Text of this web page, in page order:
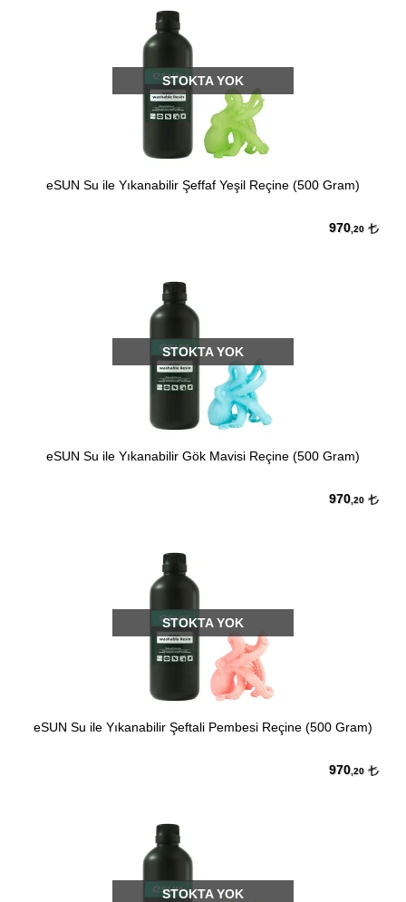
STOKTA YOK
eSUN Su ile Yıkanabilir Şeffaf Yeşil Reçine (500 Gram)
970 ,20
STOKTA YOK
eSUN Su ile Yıkanabilir Gök Mavisi Reçine (500 Gram)
970 ,20
STOKTA YOK
eSUN Su ile Yıkanabilir Şeftali Pembesi Reçine (500 Gram)
970 ,20
STOKTA YOK